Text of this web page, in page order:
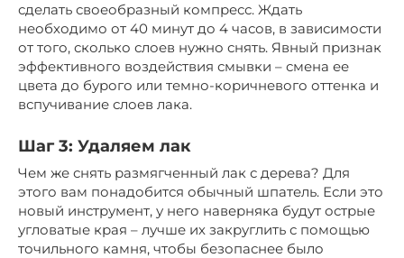
сделать своеобразный компресс. Ждать
необходимо от 40 минут до 4 часов, в зависимости
от того, сколько слоев нужно снять. Явный признак
эффективного воздействия смывки – смена ее
цвета до бурого или темно-коричневого оттенка и
вспучивание слоев лака.
Шаг 3: Удаляем лак
Чем же снять размягченный лак с дерева? Для
этого вам понадобится обычный шпатель. Если это
новый инструмент, у него наверняка будут острые
угловатые края – лучше их закруглить с помощью
точильного камня, чтобы безопаснее было